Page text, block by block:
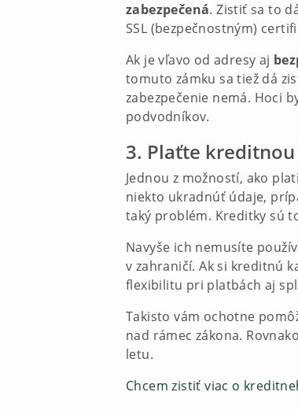
zabezpečená. Zistiť sa to
SSL (bezpečnostným)
Ak je vľavo od adresy aj
tomuto zámku sa tiež dá
zabezpečenie nemá. Hoci
podvodníkov.
3. Plaťte
Jednou z možností, ako
niekto ukradnúť údaje,
taký problém. Kreditky sú
Navyše ich nemusíte
v zahraničí. Ak si kreditnú
flexibilitu pri platbách aj
Takisto vám ochotne
nad rámec zákona.
letu.
Chcem zistiť viac o